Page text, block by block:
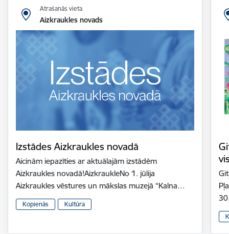
Atrašanās vieta
Aizkraukles novads
Izstādes Aizkraukles novadā
Aicinām iepazīties ar aktuālajām izstādēm
Aizkraukles novadā!AizkraukleNo 1. jūlija
Aizkraukles vēstures un mākslas muzejā “Kalna…
Kopienās Kultūra